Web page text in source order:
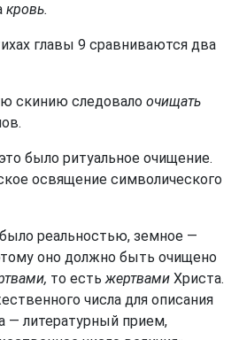
кровь.
главы 9 сравниваются два
скинию следовало очищать
было ритуальное очищение.
освящение символического
реальностью, земное —
оно должно быть очищено
то естьжертвами Христа.
числа для описания
— литературный прием,